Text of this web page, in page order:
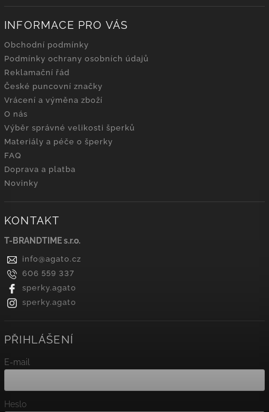
INFORMACE PRO VÁS
Obchodní podmínky
Podmínky ochrany osobních údajů
Reklamační řád
České puncovní značky
Vrácení a výměna zboží
O nás
Výběr správné velikosti šperků
Materiály a péče o šperky
FAQ
Doprava a platba
Novinky
KONTAKT
T-BRANDTIME s.r.o.
info@agato.cz
606 559 337
sperky.agato
sperky.agato
PŘIHLÁŠENÍ
E-mail
Heslo